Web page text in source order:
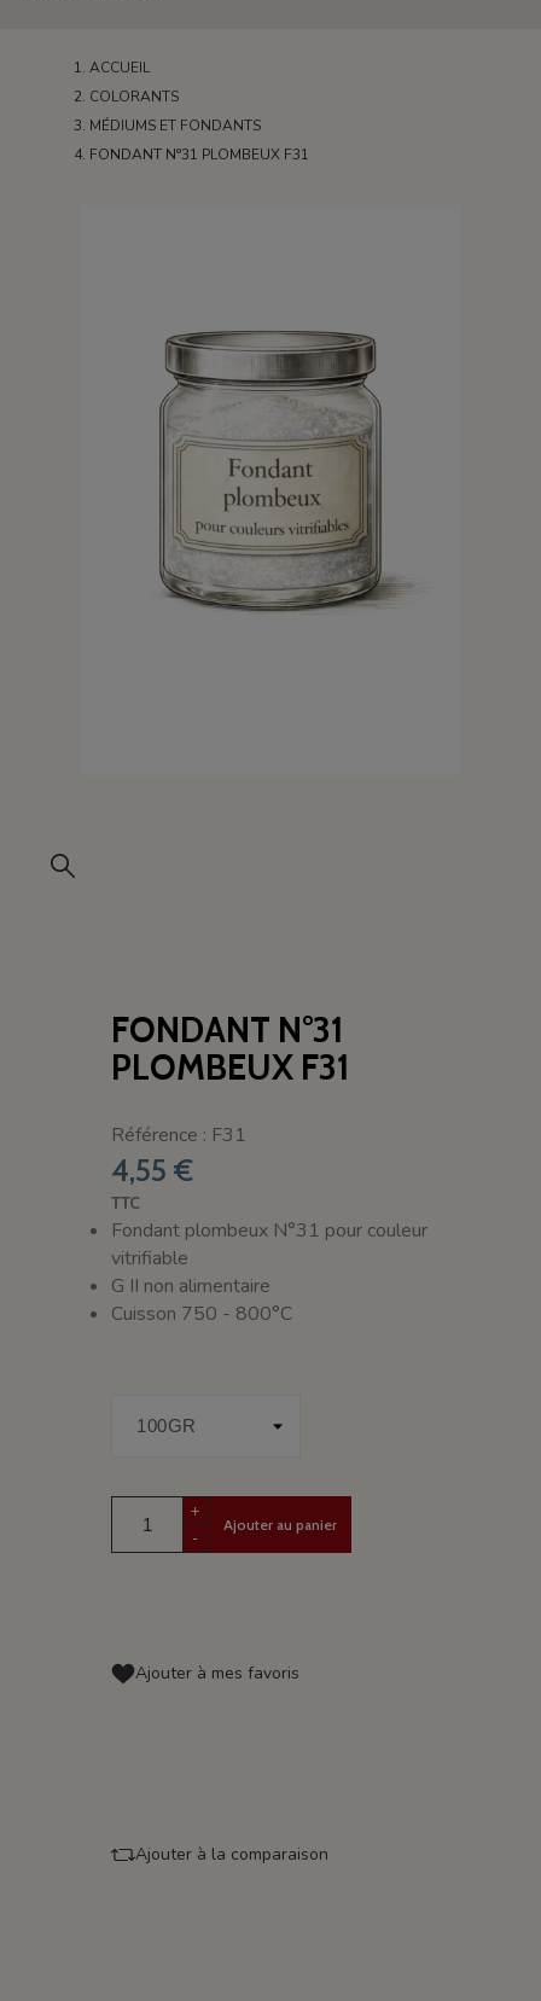
ACCUEIL
COLORANTS
MÉDIUMS ET FONDANTS
FONDANT N°31 PLOMBEUX F31
FONDANT N°31
PLOMBEUX F31
Référence : F31
4,55 €
TTC
Fondant plombeux N°31 pour couleur
vitrifiable
G II non alimentaire
Cuisson 750 - 800°C
+
-
Ajouter au panier
Ajouter à mes favoris
Ajouter à la comparaison